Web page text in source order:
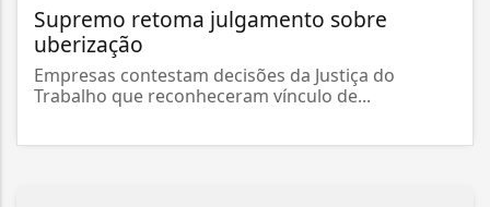
Supremo retoma julgamento sobre
uberização
Empresas contestam decisões da Justiça do
Trabalho que reconheceram vínculo de...